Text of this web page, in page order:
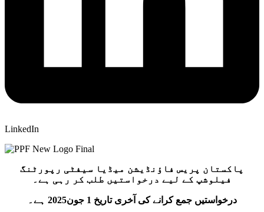
LinkedIn
پاکستان پریس فاؤنڈیشن میڈیا سیفٹی رپورٹنگ
فیلوشپ کے لیے درخواستیں طلب کر رہی ہے۔
درخواستیں جمع کرانے کی آخری تاریخ 1 جون2025 ہے۔